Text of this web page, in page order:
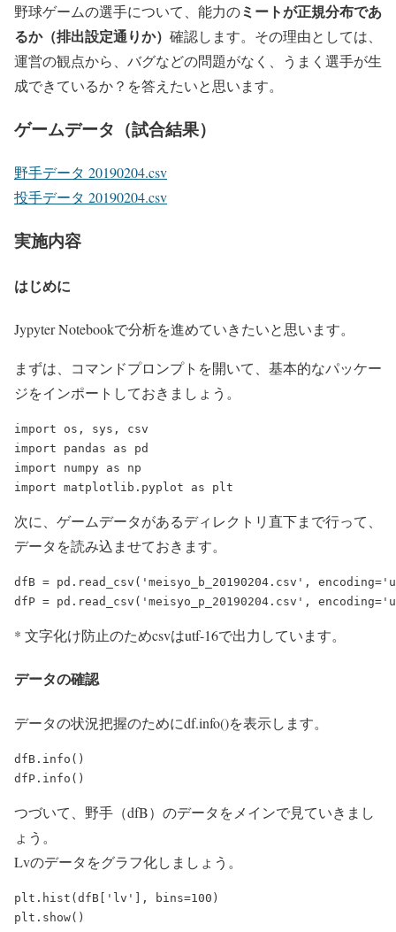
野球ゲームの選手について、能力のミートが正規分布であ
るか（排出設定通りか） 確認します。その理由としては、
運営の観点から、 バグなどの問題がなく、うまく選手が生
成できているか？ を答えたいと思います。
ゲームデータ（試合結果）
野手データ 20190204.csv
投手データ 20190204.csv
実施内容
はじめに
Jypyter Notebookで分析を進めていきたいと思います。
まずは、コマンドプロンプトを開いて、基本的なパッケー
ジをインポートしておきましょう。
import os, sys, csv
import pandas as pd
import numpy as np
次に、ゲームデータがあるディレクトリ直下まで行って、
データを読み込ませておきます。
dfB = pd.read_csv('meisyo_b_20190204.csv',
* 文字化け防止のためcsvはutf-16で出力しています。
データの確認
データの状況把握のためにdf.info()を表示します。
dfB.info()
つづいて、野手（dfB）のデータをメインで見ていきまし
ょう。
Lvのデータをグラフ化しましょう。
plt.hist(dfB['lv'], bins=100)